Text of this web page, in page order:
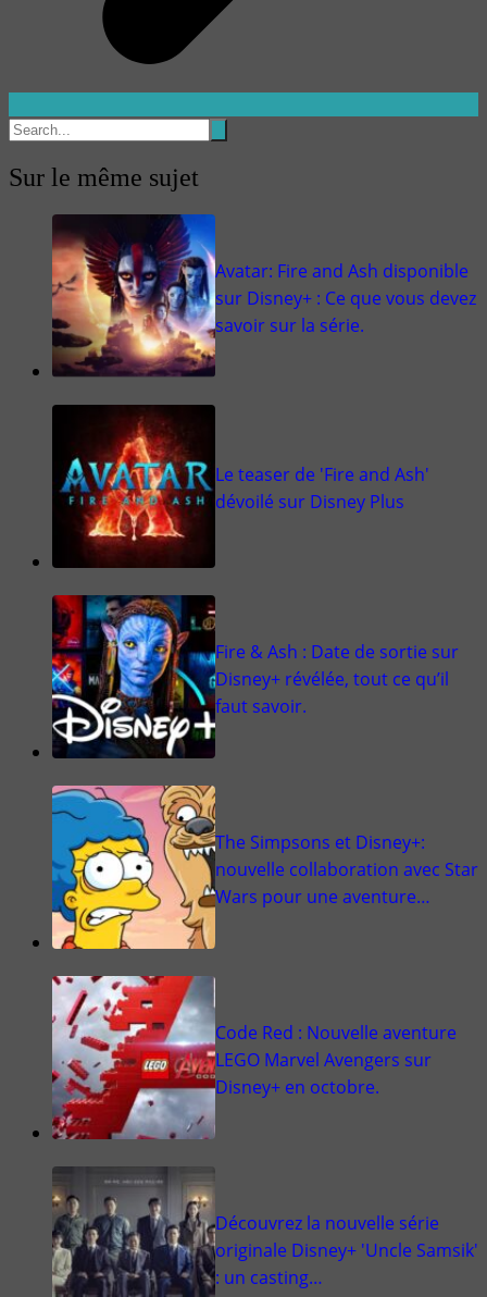
Sur le même sujet
Avatar: Fire and Ash disponible
sur Disney+ : Ce que vous devez
savoir sur la série.
Le teaser de 'Fire and Ash'
dévoilé sur Disney Plus
Fire & Ash : Date de sortie sur
Disney+ révélée, tout ce qu’il
faut savoir.
The Simpsons et Disney+:
nouvelle collaboration avec Star
Wars pour une aventure…
Code Red : Nouvelle aventure
LEGO Marvel Avengers sur
Disney+ en octobre.
Découvrez la nouvelle série
originale Disney+ 'Uncle Samsik'
: un casting…